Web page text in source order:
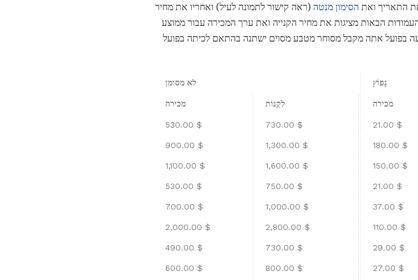
התאריך ואת הסימון מנטה (ראה קישור לתמונה לעיל) ואחריו את מחיר
הבאות מציגות את מחיר הקנייה ואת ערך המכירה עבור ממוצע
בפועל אתה מקבל מסוחר מטבע מסוים ישתנה בהתאם לכיתה בפועל
נָפוֹץ לא מסומן
מכירה לִקְנוֹת מכירה
$ 21.00
$ 730.00
$ 530.00
$ 180.00
$ 1,300.00
$ 900.00
$ 150.00
$ 1,600.00
$ 1,100.00
$ 21.00
$ 750.00
$ 530.00
$ 37.00
$ 1,000.00
$ 700.00
$ 110.00
$ 2,800.00
$ 2,000.00
$ 29.00
$ 730.00
$ 490.00
$ 27.00
$ 800.00
$ 600.00